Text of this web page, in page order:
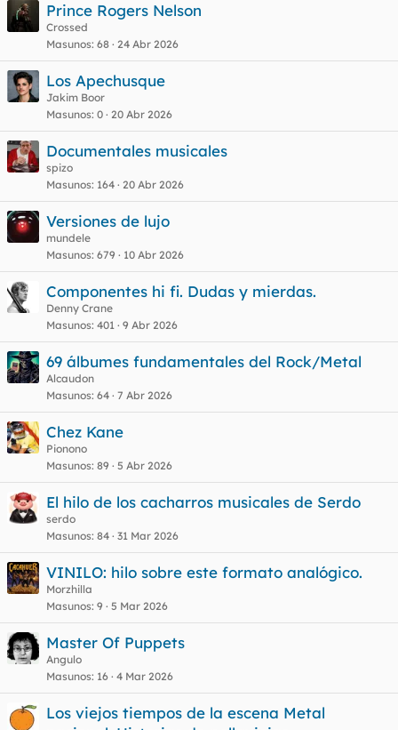
Prince Rogers Nelson
Crossed
Masunos 68 24 Abr 2026
Los Apechusque
Jakim Boor
Masunos 0 20 Abr 2026
Documentales musicales
spizo
Masunos 164 20 Abr 2026
Versiones de lujo
mundele
Masunos 679 10 Abr 2026
Componentes hi fi. Dudas y mierdas.
Denny Crane
Masunos 401 9 Abr 2026
69 álbumes fundamentales del Rock/Metal
Alcaudon
Masunos 64 7 Abr 2026
Chez Kane
Pionono
Masunos 89 5 Abr 2026
El hilo de los cacharros musicales de Serdo
serdo
Masunos 84 31 Mar 2026
VINILO: hilo sobre este formato analógico.
Morzhilla
Masunos 9 5 Mar 2026
Master Of Puppets
Angulo
Masunos 16 4 Mar 2026
Los viejos tiempos de la escena Metal